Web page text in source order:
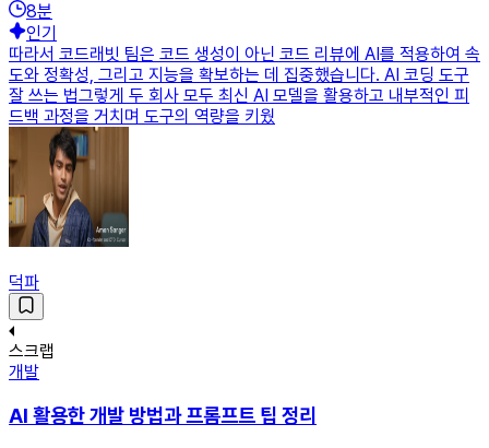
8분
인기
따라서 코드래빗 팀은 코드 생성이 아닌 코드 리뷰에 AI를 적용하여 속
도와 정확성, 그리고 지능을 확보하는 데 집중했습니다. AI 코딩 도구
잘 쓰는 법그렇게 두 회사 모두 최신 AI 모델을 활용하고 내부적인 피
드백 과정을 거치며 도구의 역량을 키웠
덕파
스크랩
개발
AI 활용한 개발 방법과 프롬프트 팁 정리